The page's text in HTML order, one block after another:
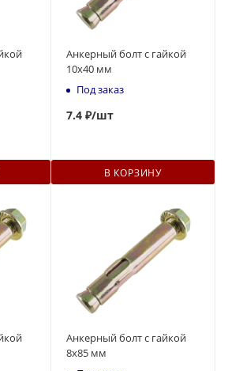
Анкерный болт с гайкой
10x40 мм
Под заказ
7.4 ₽/шт
В КОРЗИНУ
Анкерный болт с гайкой
8x85 мм